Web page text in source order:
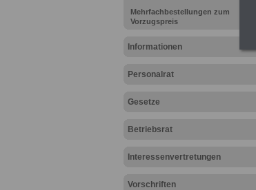
Mehrfachbestellungen zum
Vorzugspreis
Informationen
Personalrat
Gesetze
Betriebsrat
Interessenvertretungen
Vorschriften